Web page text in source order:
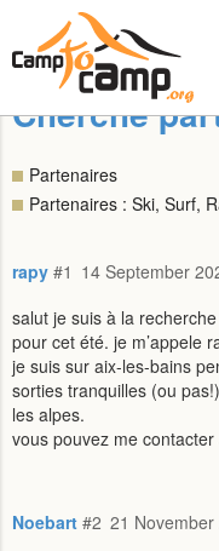
Cherche
Partenaires
Partenaires : Ski, Surf,
rapy 14 September
#1
salut je suis à la
pour cet été. je m’appele
je suis sur aix-les-bains
sorties tranquilles (ou
les alpes.
vous pouvez me
Noebart 21
#2